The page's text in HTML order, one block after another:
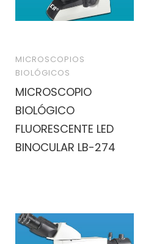
MICROSCOPIOS
BIOLÓGICOS
MICROSCOPIO
BIOLÓGICO
FLUORESCENTE LED
BINOCULAR LB-274